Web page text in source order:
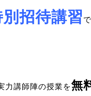
招待講習
力講師陣の授業を無